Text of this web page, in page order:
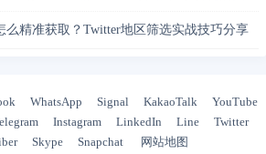
么精准获取？Twitter地区筛选实战技巧分享
WhatsApp Signal KakaoTalk
YouTube
Instagram LinkedIn Line
Twitter
Skype Snapchat 网站地图